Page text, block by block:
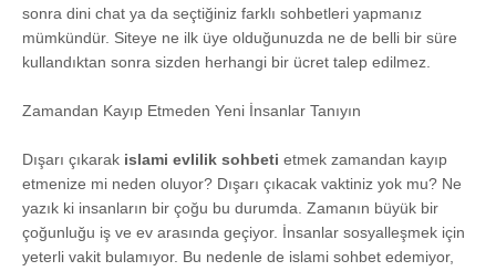
sonra dini chat ya da seçtiğiniz farklı sohbetleri yapmanız
mümkündür. Siteye ne ilk üye olduğunuzda ne de belli bir süre
kullandıktan sonra sizden herhangi bir ücret talep edilmez.
Zamandan Kayıp Etmeden Yeni İnsanlar Tanıyın
Dışarı çıkarak islami evlilik sohbeti etmek zamandan kayıp
etmenize mi neden oluyor? Dışarı çıkacak vaktiniz yok mu? Ne
yazık ki insanların bir çoğu bu durumda. Zamanın büyük bir
çoğunluğu iş ve ev arasında geçiyor. İnsanlar sosyalleşmek için
yeterli vakit bulamıyor. Bu nedenle de islami sohbet edemiyor,